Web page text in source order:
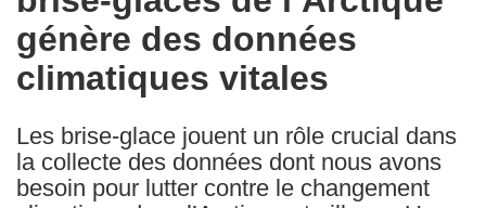
languages:
génère des données
climatiques vitales
Les brise-glace jouent un rôle crucial dans
la collecte des données dont nous avons
besoin pour lutter contre le changement